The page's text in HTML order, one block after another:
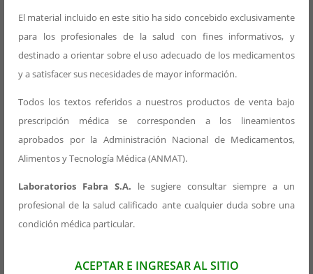
El material incluido en este sitio ha sido concebido exclusivamente
para los profesionales de la salud con fines informativos, y
destinado a orientar sobre el uso adecuado de los medicamentos
y a satisfacer sus necesidades de mayor información.
Todos los textos referidos a nuestros productos de venta bajo
prescripción médica se corresponden a los lineamientos
aprobados por la Administración Nacional de Medicamentos,
Alimentos y Tecnología Médica (ANMAT).
Laboratorios Fabra S.A. le sugiere consultar siempre a un
profesional de la salud calificado ante cualquier duda sobre una
condición médica particular.
ACEPTAR E INGRESAR AL SITIO
SKU:137-007-105-202
Información adicional
Información adicional
Acción Farmacológica
Antibacteriano
Forma Farmacéutica